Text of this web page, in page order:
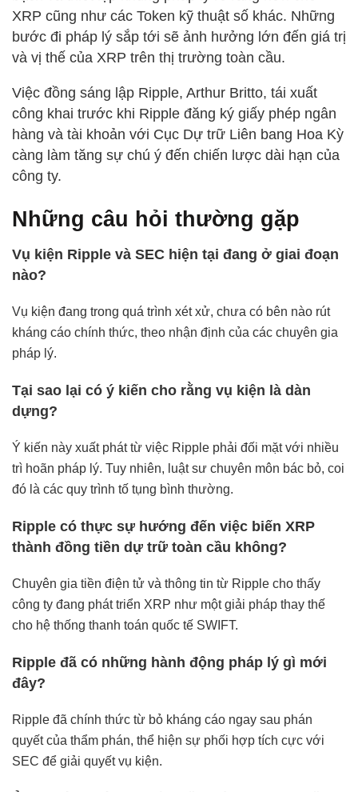
XRP cũng như các Token kỹ thuật số khác. Những
bước đi pháp lý sắp tới sẽ ảnh hưởng lớn đến giá trị
và vị thế của XRP trên thị trường toàn cầu.
Việc đồng sáng lập Ripple, Arthur Britto, tái xuất
công khai trước khi Ripple đăng ký giấy phép ngân
hàng và tài khoản với Cục Dự trữ Liên bang Hoa Kỳ
càng làm tăng sự chú ý đến chiến lược dài hạn của
công ty.
Những câu hỏi thường gặp
Vụ kiện Ripple và SEC hiện tại đang ở giai đoạn
nào?
Vụ kiện đang trong quá trình xét xử, chưa có bên nào rút
kháng cáo chính thức, theo nhận định của các chuyên gia
pháp lý.
Tại sao lại có ý kiến cho rằng vụ kiện là dàn
dựng?
Ý kiến này xuất phát từ việc Ripple phải đối mặt với nhiều
trì hoãn pháp lý. Tuy nhiên, luật sư chuyên môn bác bỏ, coi
đó là các quy trình tố tụng bình thường.
Ripple có thực sự hướng đến việc biến XRP
thành đồng tiền dự trữ toàn cầu không?
Chuyên gia tiền điện tử và thông tin từ Ripple cho thấy
công ty đang phát triển XRP như một giải pháp thay thế
cho hệ thống thanh toán quốc tế SWIFT.
Ripple đã có những hành động pháp lý gì mới
đây?
Ripple đã chính thức từ bỏ kháng cáo ngay sau phán
quyết của thẩm phán, thể hiện sự phối hợp tích cực với
SEC để giải quyết vụ kiện.